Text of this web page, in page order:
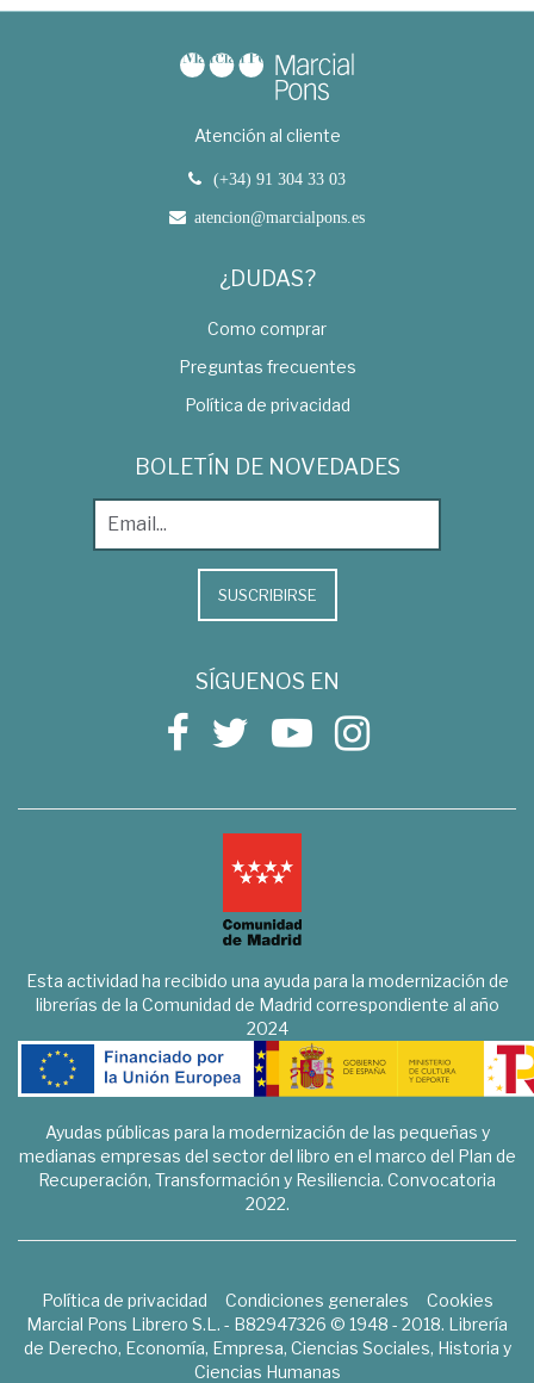
Atención al cliente
(+34) 91 304 33 03
atencion@marcialpons.es
¿DUDAS?
Como comprar
Preguntas frecuentes
Política de privacidad
BOLETÍN DE NOVEDADES
SUSCRIBIRSE
SÍGUENOS EN
Esta actividad ha recibido una ayuda para la modernización de
librerías de la Comunidad de Madrid correspondiente al año
2024
Ayudas públicas para la modernización de las pequeñas y
medianas empresas del sector del libro en el marco del Plan de
Recuperación, Transformación y Resiliencia. Convocatoria
2022.
Política de privacidad Condiciones generales
Cookies
Marcial Pons Librero S.L. - B82947326 © 1948 - 2018. Librería
de Derecho, Economía, Empresa, Ciencias Sociales, Historia y
Ciencias Humanas